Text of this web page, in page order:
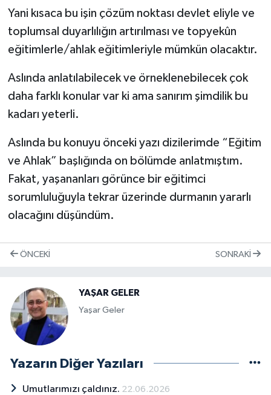
Yani kısaca bu işin çözüm noktası devlet eliyle ve
toplumsal duyarlılığın artırılması ve topyekûn
eğitimlerle/ahlak eğitimleriyle mümkün olacaktır.
Aslında anlatılabilecek ve örneklenebilecek çok
daha farklı konular var ki ama sanırım şimdilik bu
kadarı yeterli.
Aslında bu konuyu önceki yazı dizilerimde “Eğitim
ve Ahlak” başlığında on bölümde anlatmıştım.
Fakat, yaşananları görünce bir eğitimci
sorumluluğuyla tekrar üzerinde durmanın yararlı
olacağını düşündüm.
ÖNCEKI SONRAKI
YAŞAR GELER
Yaşar Geler
Yazarın Diğer Yazıları
Umutlarımızı çaldınız. 22.06.2026